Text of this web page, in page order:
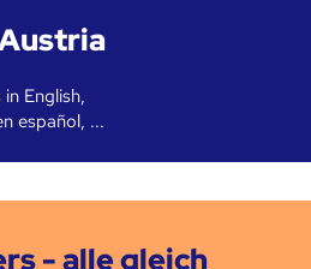
English,
español, ...
- alle gleich